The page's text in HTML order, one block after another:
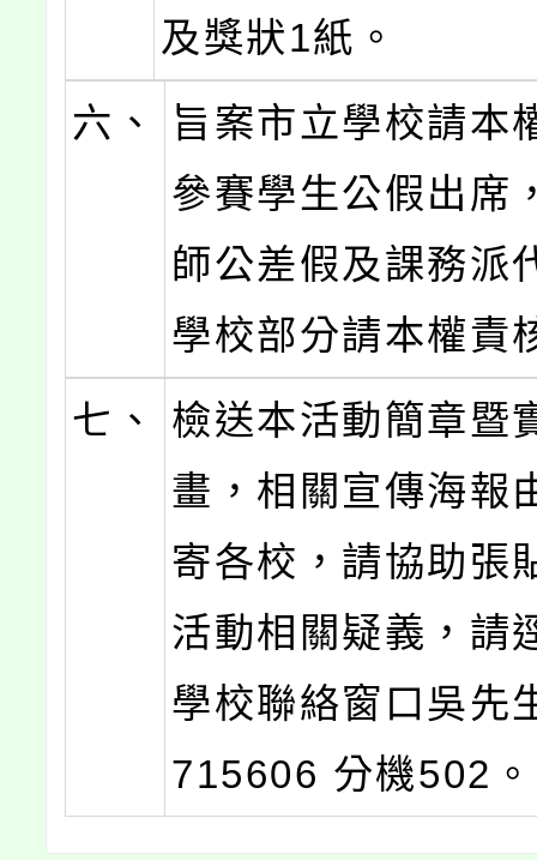
及獎狀1紙。
六、
旨案市立學校請本
參賽學生公假出席
師公差假及課務派
學校部分請本權責
七、
檢送本活動簡章暨
畫，相關宣傳海報
寄各校，請協助張
活動相關疑義，請
學校聯絡窗口吳先
715606 分機502。